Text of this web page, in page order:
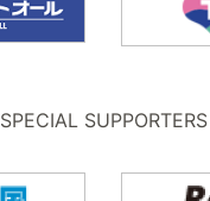
SPECIAL SUPPORTERS